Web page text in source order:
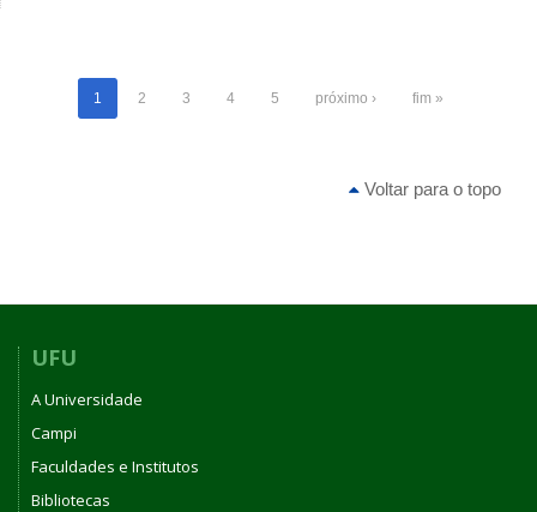
1 2 3 4 5 próximo › fim »
Voltar para o topo
UFU
A Universidade
Campi
Faculdades e Institutos
Bibliotecas